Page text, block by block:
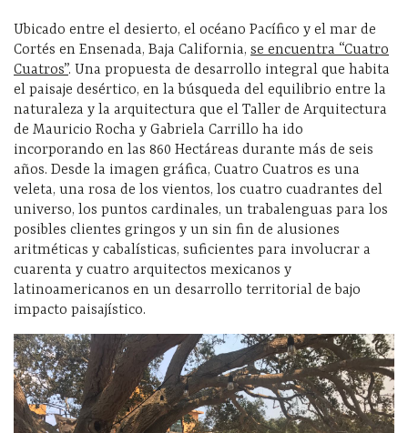
Ubicado entre el desierto, el océano Pacífico y el mar de
Cortés en Ensenada, Baja California, se encuentra “Cuatro
Cuatros”. Una propuesta de desarrollo integral que habita
el paisaje desértico, en la búsqueda del equilibrio entre la
naturaleza y la arquitectura que el Taller de Arquitectura
de Mauricio Rocha y Gabriela Carrillo ha ido
incorporando en las 860 Hectáreas durante más de seis
años. Desde la imagen gráfica, Cuatro Cuatros es una
veleta, una rosa de los vientos, los cuatro cuadrantes del
universo, los puntos cardinales, un trabalenguas para los
posibles clientes gringos y un sin fin de alusiones
aritméticas y cabalísticas, suficientes para involucrar a
cuarenta y cuatro arquitectos mexicanos y
latinoamericanos en un desarrollo territorial de bajo
impacto paisajístico.